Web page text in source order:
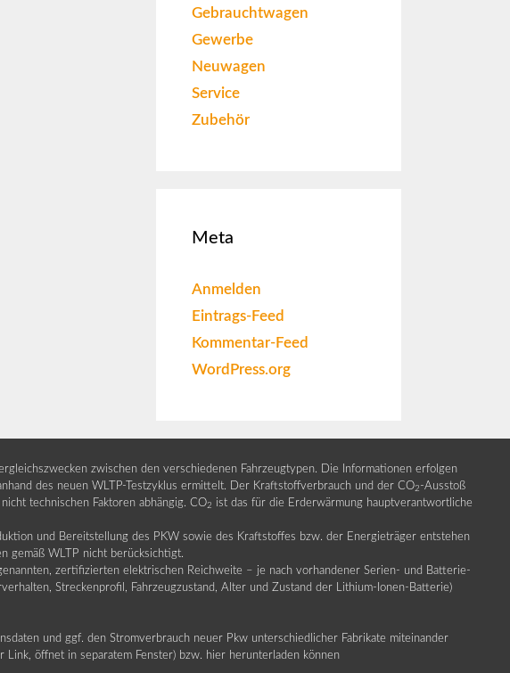
Gebrauchtwagen
Gewerbe
Neuwagen
Service
Zubehör
Meta
Anmelden
Eintrags-Feed
Kommentar-Feed
WordPress.org
zwischen den verschiedenen Fahrzeugtypen. Die Informationen erfolgen
des neuen WLTP-Testzyklus ermittelt. Der Kraftstoffverbrauch und der CO2 -Ausstoß
technischen Faktoren abhängig. CO2 ist das für die Erderwärmung hauptverantwortliche
und Bereitstellung des PKW sowie des Kraftstoffes bzw. der Energieträger entstehen
gemäß WLTP nicht berücksichtigt.
zertifizierten elektrischen Reichweite – je nach vorhandener Serien- und Batterie-
Streckenprofil, Fahrzeugzustand, Alter und Zustand der Lithium-Ionen-Batterie)
und ggf. den Stromverbrauch neuer Pkw unterschiedlicher Fabrikate miteinander
Link, öffnet in separatem Fenster) bzw. hier herunterladen können